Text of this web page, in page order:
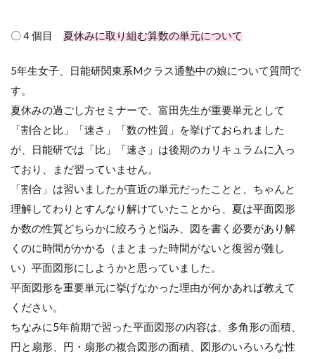
〇４個目 夏休みに取り組む算数の単元について
5年生女子、日能研関東系Mクラス通塾中の娘について質問で
す。
夏休みの過ごし方セミナーで、富田先生が重要単元として
「割合と比」「速さ」「数の性質」を挙げておられました
が、日能研では「比」「速さ」は後期のカリキュラムに入っ
ており、まだ習っていません。
「割合」は習いましたが直近の単元だったことと、ちゃんと
理解してわりとすんなり解けていたことから、夏は平面図形
か数の性質どちらかに絞ろうと悩み、図を書く必要があり解
くのに時間がかかる（まとまった時間がないと復習が難し
い）平面図形にしようかと思っていました。
平面図形を重要単元に挙げなかった理由が何かあれば教えて
ください。
ちなみに5年前期で習った平面図形の内容は、多角形の面積、
円と扇形、円・扇形の複合図形の面積、図形のいろいろな性